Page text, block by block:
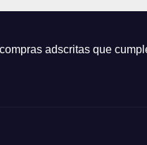
adscritas que